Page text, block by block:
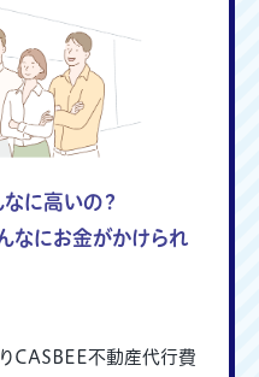
に高いの？
なにお金がかけられ
CASBEE不動産代行費